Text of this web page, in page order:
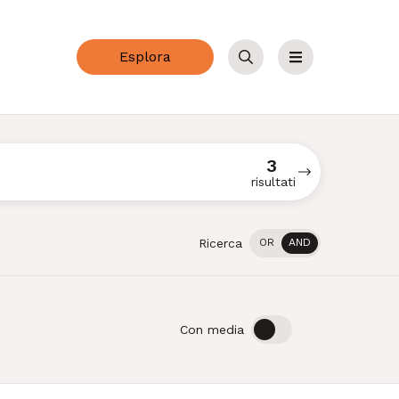
Esplora
Cerca Menu
3
risultati
Ricerca OR AND
Con media OFF